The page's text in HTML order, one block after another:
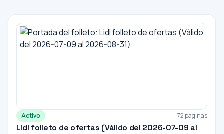
Activo 72 páginas
Lidl folleto de ofertas (Válido del 2026-07-09 al